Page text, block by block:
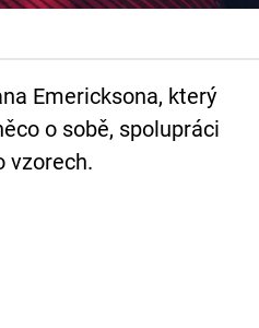
Emericksona, který
o sobě, spolupráci
vzorech.